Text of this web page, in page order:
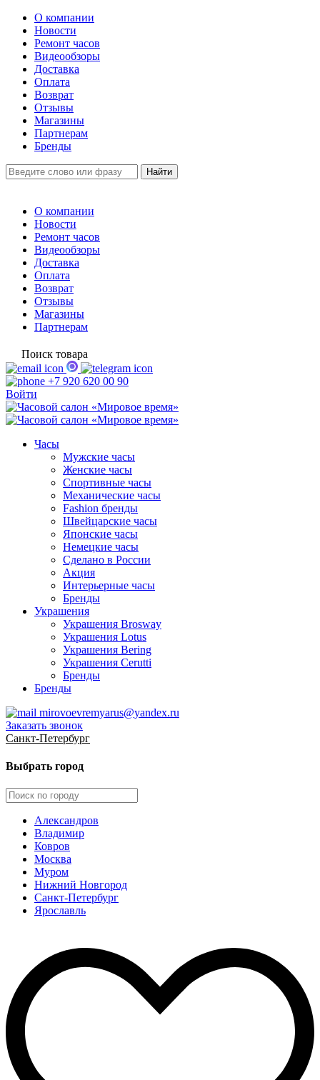
О компании
Новости
Ремонт часов
Видеообзоры
Доставка
Оплата
Возврат
Отзывы
Магазины
Партнерам
Бренды
О компании
Новости
Ремонт часов
Видеообзоры
Доставка
Оплата
Возврат
Отзывы
Магазины
Партнерам
Поиск товара
+7 920 620 00 90
Войти
Часы
Мужские часы
Женские часы
Спортивные часы
Механические часы
Fashion бренды
Швейцарские часы
Японские часы
Немецкие часы
Сделано в России
Акция
Интерьерные часы
Бренды
Украшения
Украшения Brosway
Украшения Lotus
Украшения Bering
Украшения Cerutti
Бренды
Бренды
mirovoevremyarus@yandex.ru
Заказать звонок
Санкт-Петербург
Выбрать город
Александров
Владимир
Ковров
Москва
Муром
Нижний Новгород
Санкт-Петербург
Ярославль